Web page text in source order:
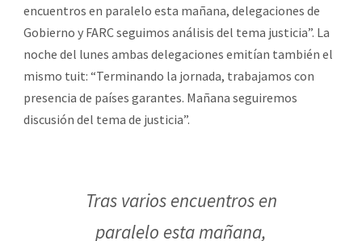
encuentros en paralelo esta mañana, delegaciones de
Gobierno y FARC seguimos análisis del tema justicia”. La
noche del lunes ambas delegaciones emitían también el
mismo tuit: “Terminando la jornada, trabajamos con
presencia de países garantes. Mañana seguiremos
discusión del tema de justicia”.
Tras varios encuentros en
paralelo esta mañana,